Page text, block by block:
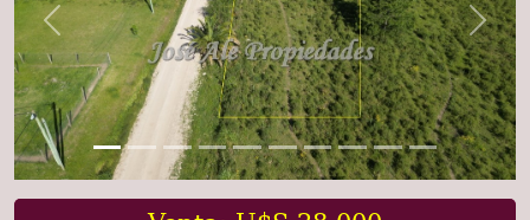
Previous Next